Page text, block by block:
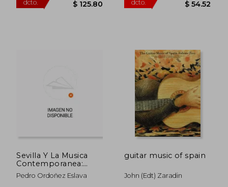
40%
dcto.
45%
Sevilla Y La Musica
Contemporanea:
Estudio De Una
Historia
Pedro Ordoñez Eslava
guitar music of spain
John (edt) Zaradin